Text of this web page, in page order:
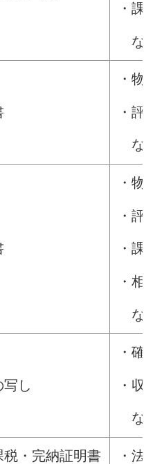
・課
な
・物
・評
な
・物
・評
・課
・相
な
し
・確
・収
な
・完納証明書 ・法